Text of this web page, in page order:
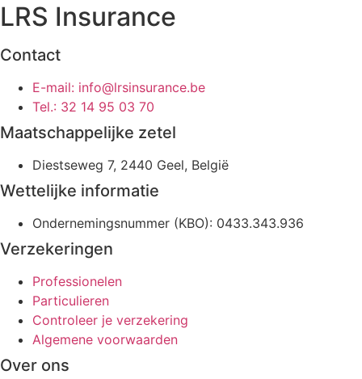
LRS Insurance
Contact
E-mail: info@lrsinsurance.be
Tel.: 32 14 95 03 70
Maatschappelijke zetel
Diestseweg 7, 2440 Geel, België
Wettelijke informatie
Ondernemingsnummer (KBO): 0433.343.936
Verzekeringen
Professionelen
Particulieren
Controleer je verzekering
Algemene voorwaarden
Over ons